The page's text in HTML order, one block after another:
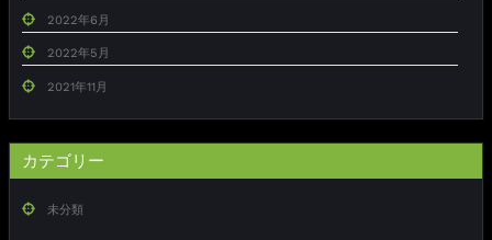
2022年6月
2022年5月
2021年11月
カテゴリー
未分類